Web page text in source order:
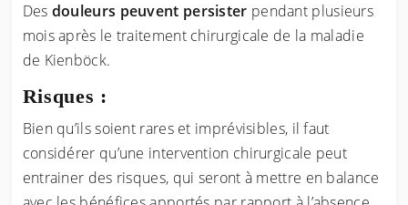
Des douleurs peuvent persister pendant plusieurs
mois après le traitement chirurgicale de la maladie
de Kienböck.
Risques :
Bien qu’ils soient rares et imprévisibles, il faut
considérer qu’une intervention chirurgicale peut
entrainer des risques, qui seront à mettre en balance